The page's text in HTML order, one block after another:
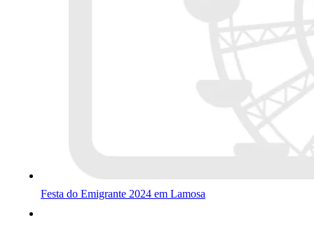
Festa do Emigrante 2024 em Lamosa